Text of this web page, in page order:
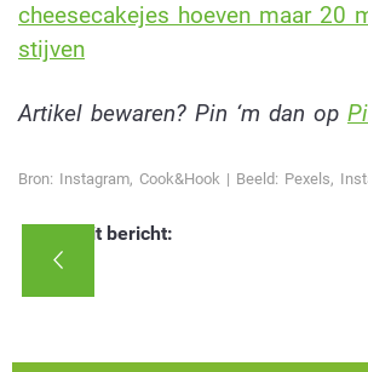
cheesecakejes hoeven maar 20
stijven
Artikel bewaren? Pin ‘m dan op
Bron: Instagram, Cook&Hook | Beeld: Pexels,
Deel dit bericht: